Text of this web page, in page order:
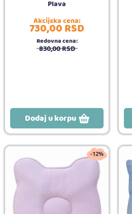
Plava
Akcijska cena:
730,00RSD
Redovna cena:
830,00RSD
Dodaj u korpu
-12%